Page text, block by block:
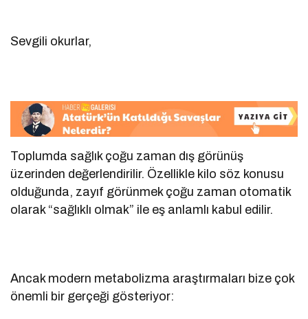
Sevgili okurlar,
Toplumda sağlık çoğu zaman dış görünüş
üzerinden değerlendirilir. Özellikle kilo söz konusu
olduğunda, zayıf görünmek çoğu zaman otomatik
olarak “sağlıklı olmak” ile eş anlamlı kabul edilir.
Ancak modern metabolizma araştırmaları bize çok
önemli bir gerçeği gösteriyor: